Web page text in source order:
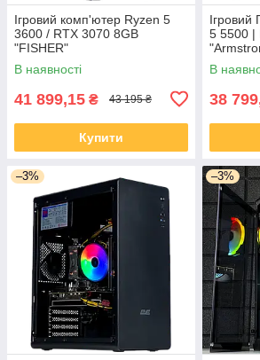
Ігровий комп'ютер Ryzen 5
3600 / RTX 3070 8GB
"FISHER"
В наявності
41 899,15 ₴ 43 195 ₴
Купити
5 5500 |
В
38
–3% –3%